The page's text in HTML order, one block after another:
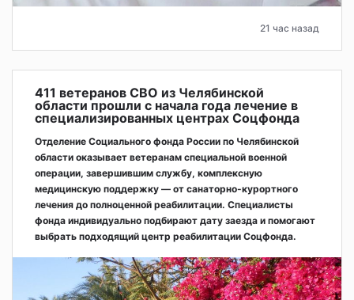
21 час назад
411 ветеранов СВО из Челябинской
области прошли с начала года лечение в
специализированных центрах Соцфонда
Отделение Социального фонда России по Челябинской
области оказывает ветеранам специальной военной
операции, завершившим службу, комплексную
медицинскую поддержку — от санаторно-курортного
лечения до полноценной реабилитации. Специалисты
фонда индивидуально подбирают дату заезда и помогают
выбрать подходящий центр реабилитации Соцфонда.